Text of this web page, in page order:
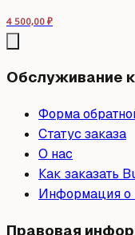
4 500,00 ₽
Обслуживание
Форма
Статус заказа
О нас
Как заказать
Информация о
Правовая